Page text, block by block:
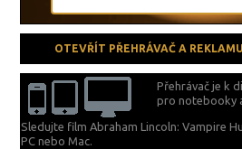
OTEVŘÍT PŘEHRÁVAČ A
Přehrávač je k
pro notebooky
Sledujte film Abraham Lincoln: Vampire
PC nebo Mac.